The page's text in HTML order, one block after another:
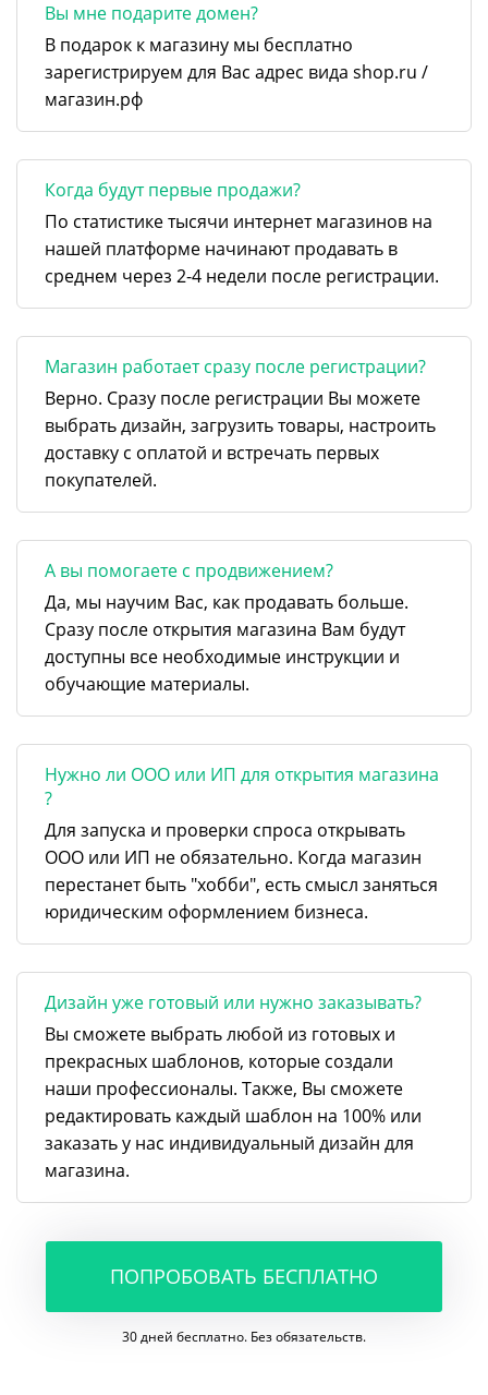
Вы мне подарите домен?
В подарок к магазину мы бесплатно
зарегистрируем для Вас адрес вида shop.ru /
магазин.рф
Когда будут первые продажи?
По статистике тысячи интернет магазинов на
нашей платформе начинают продавать в
среднем через 2-4 недели после регистрации.
Магазин работает сразу после регистрации?
Верно. Сразу после регистрации Вы можете
выбрать дизайн, загрузить товары, настроить
доставку с оплатой и встречать первых
покупателей.
А вы помогаете с продвижением?
Да, мы научим Вас, как продавать больше.
Сразу после открытия магазина Вам будут
доступны все необходимые инструкции и
обучающие материалы.
Нужно ли ООО или ИП для открытия магазина
?
Для запуска и проверки спроса открывать
ООО или ИП не обязательно. Когда магазин
перестанет быть "хобби", есть смысл заняться
юридическим оформлением бизнеса.
Дизайн уже готовый или нужно заказывать?
Вы сможете выбрать любой из готовых и
прекрасных шаблонов, которые создали
наши профессионалы. Также, Вы сможете
редактировать каждый шаблон на 100% или
заказать у нас индивидуальный дизайн для
магазина.
ПОПРОБОВАТЬ БЕСПЛАТНО
30 дней бесплатно. Без обязательств.